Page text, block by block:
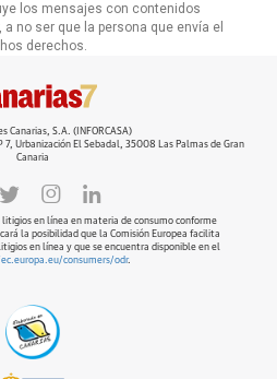
los mensajes con contenidos
no ser que la persona que envía el
derechos.
Canarias, S.A. (INFORCASA)
7, Urbanización El Sebadal, 35008 Las Palmas de Gran
Canaria
en línea en materia de consumo conforme
la posibilidad que la Comisión Europea facilita
en línea y que se encuentra disponible en el
consumers/odr.